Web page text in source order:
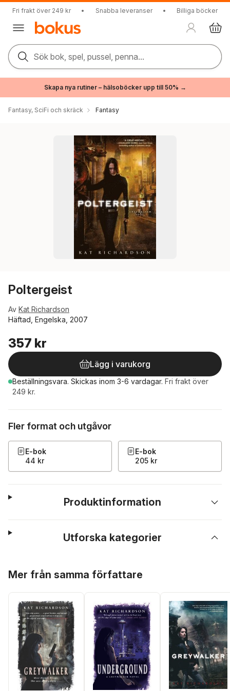
Fri frakt över 249 kr • Snabba leveranser • Billiga böcker
Sök bok, spel, pussel, penna...
Skapa nya rutiner – hälsoböcker upp till 50% →
Fantasy, SciFi och skräck Fantasy
Poltergeist
Av Kat Richardson
Häftad, Engelska, 2007
357 kr
Lägg i varukorg
Beställningsvara. Skickas inom 3-6 vardagar. Fri frakt över
249 kr.
Fler format och utgåvor
E-bok
44 kr
E-bok
205 kr
Produktinformation
Utforska kategorier
Mer från samma författare